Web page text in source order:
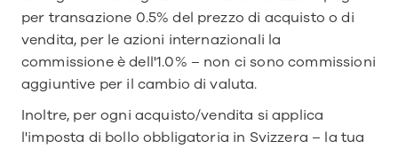
per transazione 0.5% del prezzo di acquisto o di
vendita, per le azioni internazionali la
commissione è dell'1.0% – non ci sono commissioni
aggiuntive per il cambio di valuta.
Inoltre, per ogni acquisto/vendita si applica
l'imposta di bollo obbligatoria in Svizzera – la tua